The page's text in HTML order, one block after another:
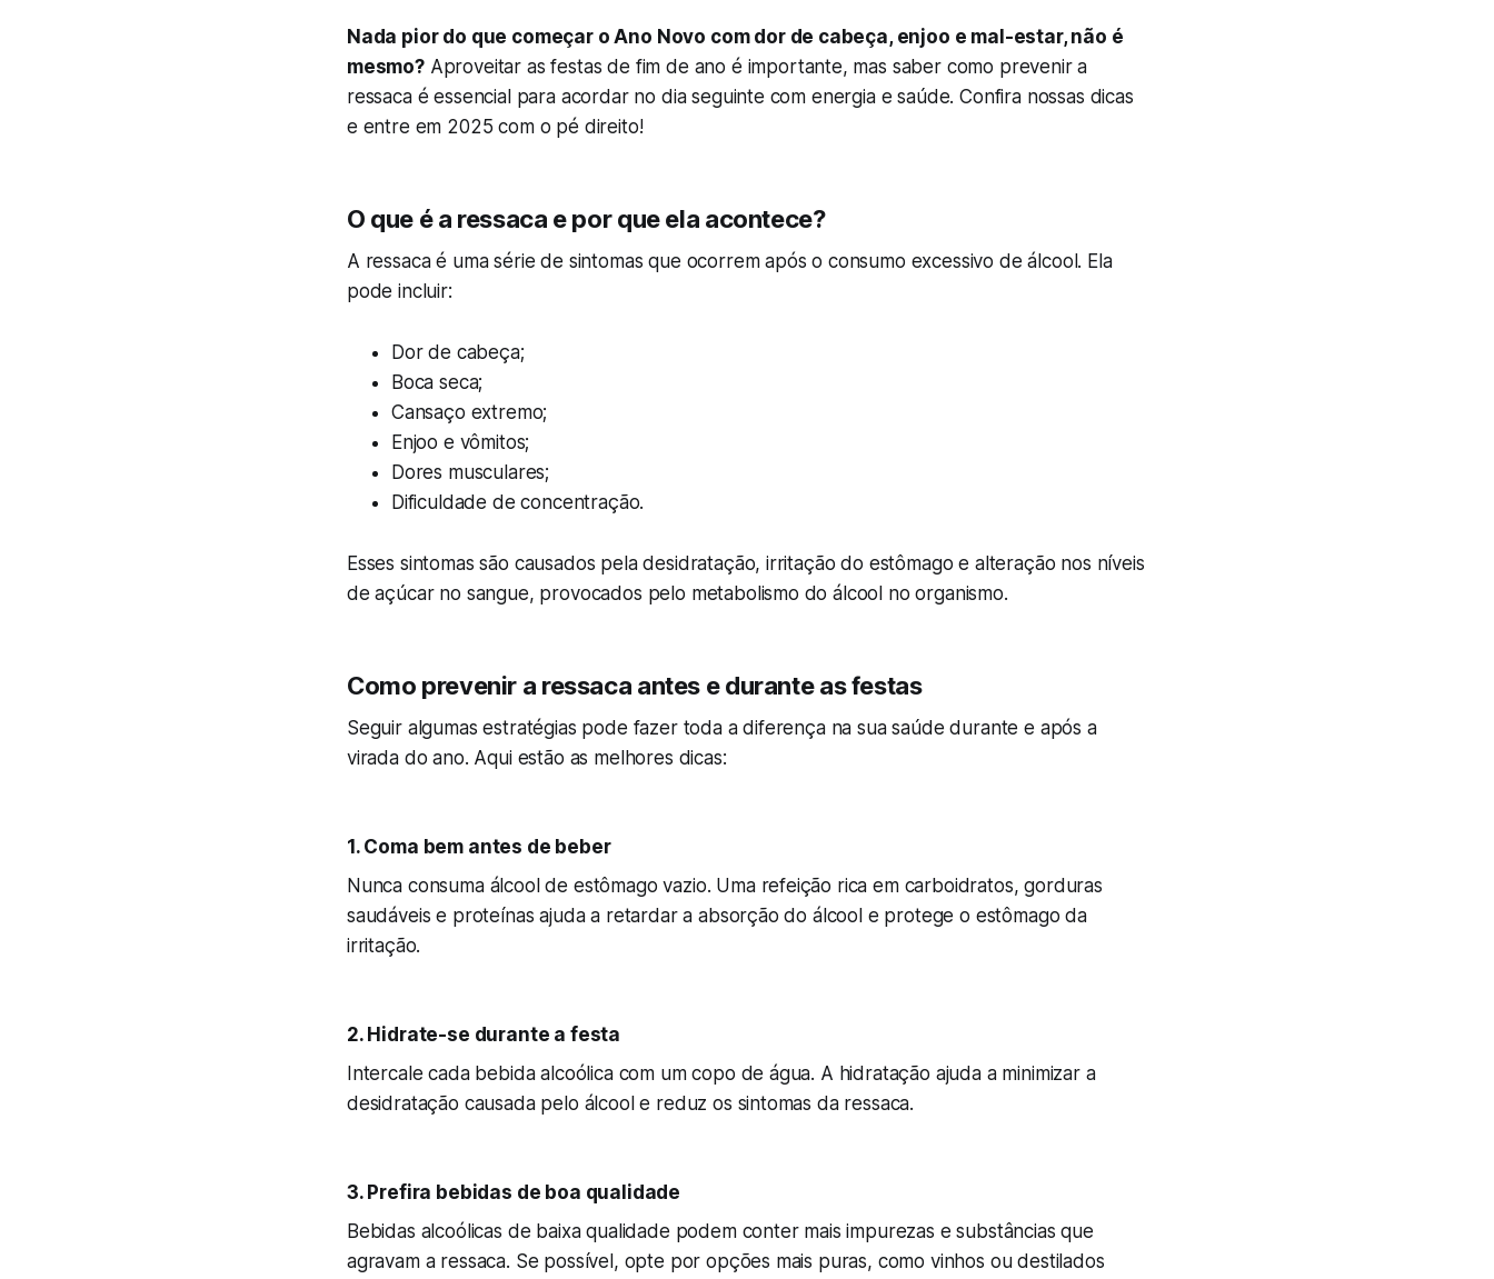
Nada pior do que começar o Ano Novo com dor de cabeça, enjoo e mal-estar, não é
mesmo?Aproveitar as festas de fim de ano é importante, mas saber como prevenir a
ressaca é essencial para acordar no dia seguinte com energia e saúde. Confira nossas dicas
e entre em 2025 com o pé direito!
O que é a ressaca e por que ela acontece?
A ressaca é uma série de sintomas que ocorrem após o consumo excessivo de álcool. Ela
pode incluir:
Dor de cabeça;
Boca seca;
Cansaço extremo;
Enjoo e vômitos;
Dores musculares;
Dificuldade de concentração.
Esses sintomas são causados pela desidratação, irritação do estômago e alteração nos níveis
de açúcar no sangue, provocados pelo metabolismo do álcool no organismo.
Como prevenir a ressaca antes e durante as festas
Seguir algumas estratégias pode fazer toda a diferença na sua saúde durante e após a
virada do ano. Aqui estão as melhores dicas:
1. Coma bem antes de beber
Nunca consuma álcool de estômago vazio. Uma refeição rica em carboidratos, gorduras
saudáveis e proteínas ajuda a retardar a absorção do álcool e protege o estômago da
irritação.
2. Hidrate-se durante a festa
Intercale cada bebida alcoólica com um copo de água. A hidratação ajuda a minimizar a
desidratação causada pelo álcool e reduz os sintomas da ressaca.
3. Prefira bebidas de boa qualidade
Bebidas alcoólicas de baixa qualidade podem conter mais impurezas e substâncias que
agravam a ressaca. Se possível, opte por opções mais puras, como vinhos ou destilados